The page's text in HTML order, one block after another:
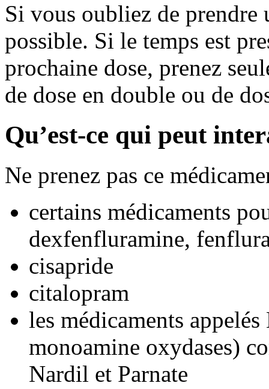
Si vous oubliez de prendre
possible. Si le temps est
prochaine dose, prenez
de dose en double ou de
Qu’est-ce qui peut
Ne prenez pas ce
certains médicaments
dexfenfluramine,
cisapride
citalopram
les médicaments
monoamine oxydases)
Nardil et Parnate